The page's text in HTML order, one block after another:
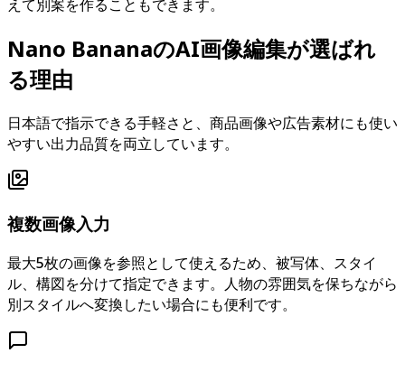
えて別案を作ることもできます。
Nano BananaのAI画像編集が選ばれ
る理由
日本語で指示できる手軽さと、商品画像や広告素材にも使い
やすい出力品質を両立しています。
複数画像入力
最大5枚の画像を参照として使えるため、被写体、スタイ
ル、構図を分けて指定できます。人物の雰囲気を保ちながら
別スタイルへ変換したい場合にも便利です。